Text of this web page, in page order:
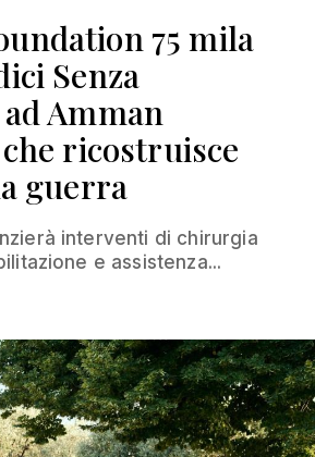
75 mila
Senza
Amman
ricostruisce
guerra
interventi di chirurgia
e assistenza...